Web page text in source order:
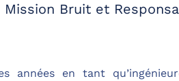
Mission Bruit et
années en tant